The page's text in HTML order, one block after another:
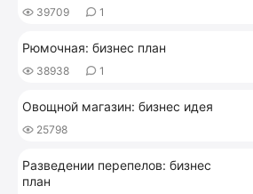
39709 1
Рюмочная: бизнес план
38938 1
Овощной магазин: бизнес идея
25798
Разведении перепелов: бизнес
план